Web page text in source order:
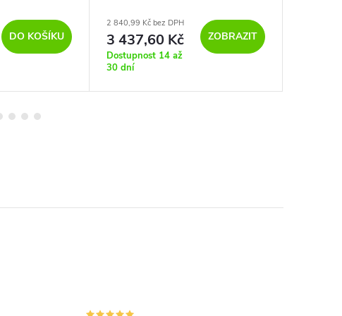
DO KOŠÍKU
2 840,99 Kč bez DPH
3 437,60 Kč
Dostupnost 14 až
30 dní
ZOBRAZIT